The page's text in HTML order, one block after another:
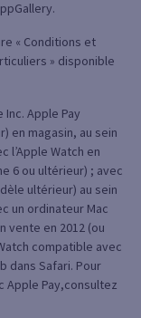
« Conditions et
» disponible
Apple Pay
en magasin, au sein
l’Apple Watch en
6 ou ultérieur) ; avec
ultérieur) au sein
un ordinateur Mac
vente en 2012 (ou
compatible avec
dans Safari. Pour
Apple Pay,consultez